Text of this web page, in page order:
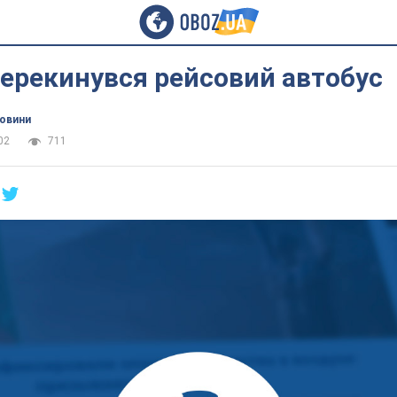
рейсовий автобус
711